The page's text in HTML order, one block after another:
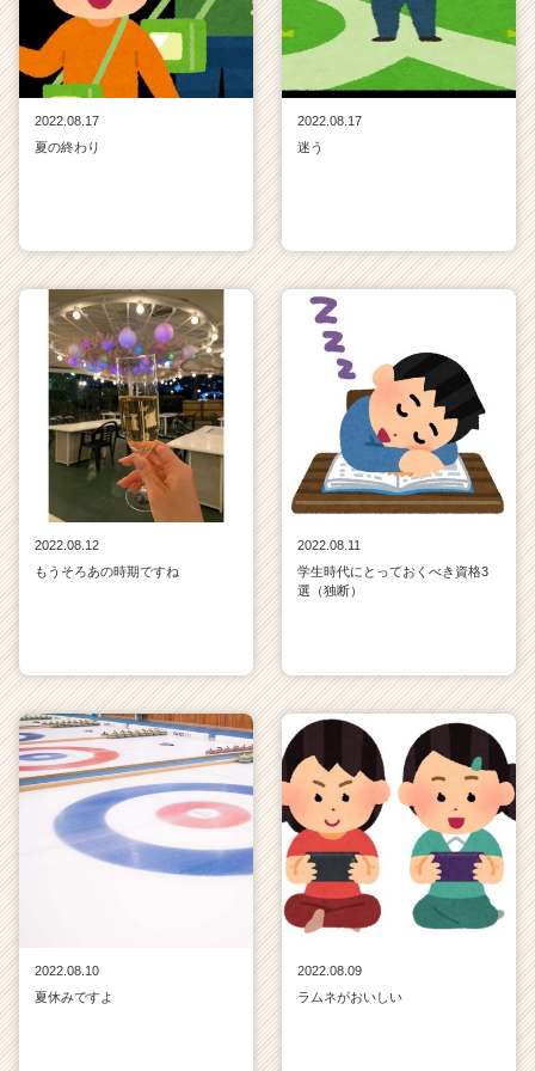
2022.08.17
夏の終わり
2022.08.17
迷う
2022.08.12
もうそろあの時期ですね
2022.08.11
学生時代にとっておくべき資格3
選（独断）
2022.08.10
夏休みですよ
2022.08.09
ラムネがおいしい